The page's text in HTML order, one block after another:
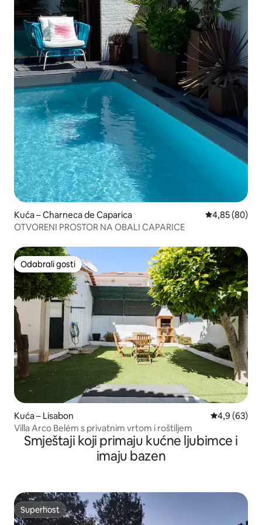
Kuća – Charneca de Caparica Prosječna
4,85 (80)
OTVORENI PROSTOR NA OBALI CAPARICE
Odabrali gosti
Odabrali gosti
Kuća – Lisabon Prosječna
4,9 (63)
Villa Arco Belém s privatnim vrtom i roštiljem
Smještaji koji primaju kućne ljubimce i
imaju bazen
Superhost
Superhost